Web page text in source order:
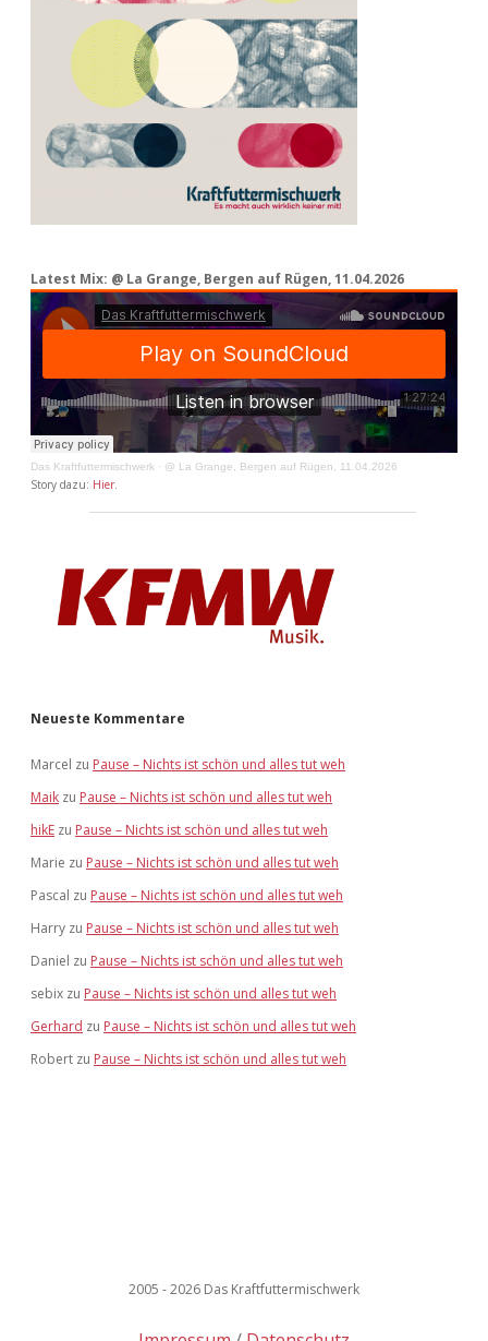
Latest Mix: @ La Grange, Bergen auf Rügen, 11.04.2026
Das Kraftfuttermischwerk · @ La Grange, Bergen auf Rügen, 11.04.2026
Story dazu: Hier
Neueste Kommentare
Marcel zu Pause – Nichts ist schön und alles tut weh
Maik zu Pause – Nichts ist schön und alles tut weh
hikE zu Pause – Nichts ist schön und alles tut weh
Marie zu Pause – Nichts ist schön und alles tut weh
Pascal zu Pause – Nichts ist schön und alles tut weh
Harry zu Pause – Nichts ist schön und alles tut weh
Daniel zu Pause – Nichts ist schön und alles tut weh
sebix zu Pause – Nichts ist schön und alles tut weh
Gerhard zu Pause – Nichts ist schön und alles tut weh
Robert zu Pause – Nichts ist schön und alles tut weh
2005 - 2026 Das Kraftfuttermischwerk